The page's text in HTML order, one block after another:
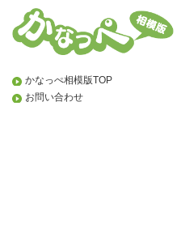
かなっぺ相模版TOP
お問い合わせ